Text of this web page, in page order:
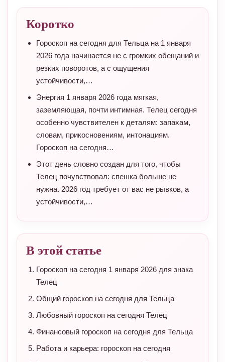
Коротко
Гороскоп на сегодня для Тельца на 1 января
2026 года начинается не с громких обещаний и
резких поворотов, а с ощущения
устойчивости,…
Энергия 1 января 2026 года мягкая,
заземляющая, почти интимная. Телец сегодня
особенно чувствителен к деталям: запахам,
словам, прикосновениям, интонациям.
Гороскоп на сегодня…
Этот день словно создан для того, чтобы
Телец почувствовал: спешка больше не
нужна. 2026 год требует от вас не рывков, а
устойчивости,…
В этой статье
Гороскоп на сегодня 1 января 2026 для знака
Телец
Общий гороскоп на сегодня для Тельца
Любовный гороскоп на сегодня Телец
Финансовый гороскоп на сегодня для Тельца
Работа и карьера: гороскоп на сегодня